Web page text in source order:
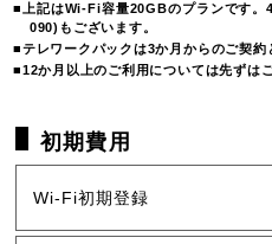
上記はWi-Fi容量20GBのプランです
090)もございます。
テレワークパックは3か月からのご契約
12か月以上のご利用については先ずは
初期費用
Wi-Fi初期登録